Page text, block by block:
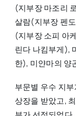
(지부장 마조리
살람(지부장 펜
(지부장 소피 아
린다 나킴부게),
한), 미얀마의 양
부문별 우수 지
상장을 받았고,